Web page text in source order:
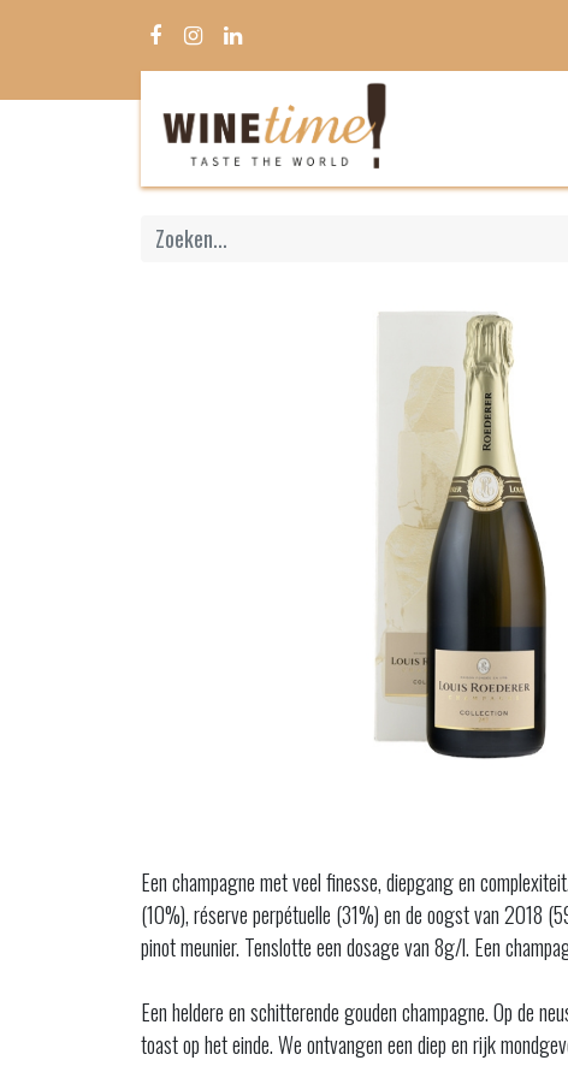
Een champagne met veel finesse, diepgang en
(10%), réserve perpétuelle (31%) en de oogst van 2018
pinot meunier. Tenslotte een dosage van 8g/l. Een
Een heldere en schitterende gouden champagne. Op de
toast op het einde. We ontvangen een diep en rijk